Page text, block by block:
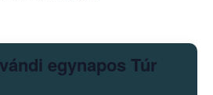
egynapos Túr